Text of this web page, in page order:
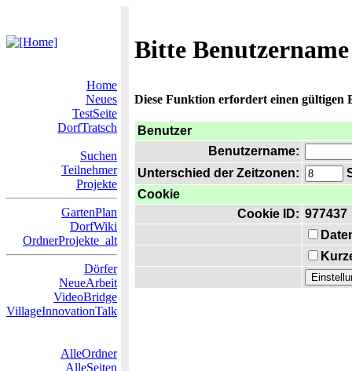
Bitte
Home
Neues
TestSeite
DorfTratsch
Suchen
Teilnehmer
Projekte
GartenPlan
DorfWiki
OrdnerProjekte_alt
Dörfer
NeueArbeit
VideoBridge
VillageInnovationTalk
AlleOrdner
AlleSeiten
Diese Funktion erfordert einen gültigen
Benutzer
Benutzername:
Unterschied der Zeitzonen:
Cookie
Cookie ID: 977437